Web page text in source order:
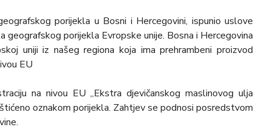
porijekla u Bosni i Hercegovini, ispunio uslove
geografskog porijekla Evropske unije. Bosna i Hercegovina
uniji iz našeg regiona koja ima prehrambeni proizvod
EU
na nivou EU „Ekstra djevičanskog maslinovog ulja
oznakom porijekla. Zahtjev se podnosi posredstvom